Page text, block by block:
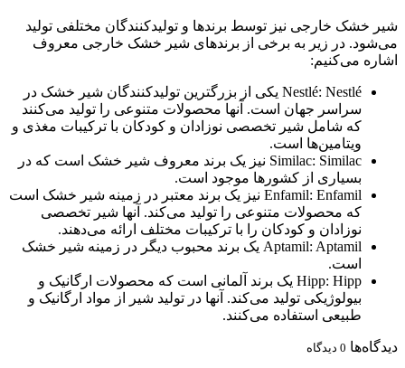
خشک خارجی نیز توسط برندها و تولیدکنندگان مختلفی تولید
در زیر به برخی از برندهای شیر خشک خارجی معروف
می‌کنیم:
Nestlé: Nestlé یکی از بزرگترین تولیدکنندگان شیر خشک در
سراسر جهان است. آنها محصولات متنوعی را تولید می‌کنند
که شامل شیر تخصصی نوزادان و کودکان با ترکیبات مغذی و
ویتامین‌ها است.
Similac: Similac نیز یک برند معروف شیر خشک است که در
بسیاری از کشورها موجود است.
Enfamil: Enfamil نیز یک برند معتبر در زمینه شیر خشک است
که محصولات متنوعی را تولید می‌کند. آنها شیر تخصصی
نوزادان و کودکان را با ترکیبات مختلف ارائه می‌دهند.
Aptamil: Aptamil یک برند محبوب دیگر در زمینه شیر خشک
است.
Hipp: Hipp یک برند آلمانی است که محصولات ارگانیک و
بیولوژیکی تولید می‌کند. آنها در تولید شیر از مواد ارگانیک و
طبیعی استفاده می‌کنند.
0 دیدگاه